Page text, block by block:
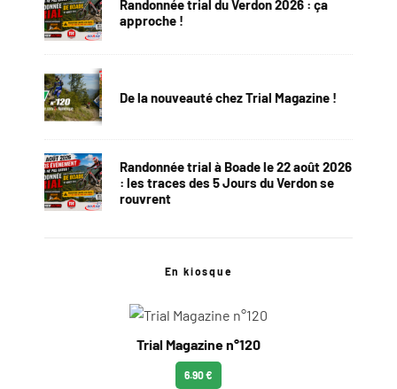
Randonnée trial du Verdon 2026 : ça
approche !
De la nouveauté chez Trial Magazine !
Randonnée trial à Boade le 22 août 2026
: les traces des 5 Jours du Verdon se
rouvrent
En kiosque
Trial Magazine n°120
6.90 €